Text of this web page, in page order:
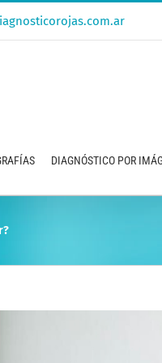
DIAGNÓSTICO POR